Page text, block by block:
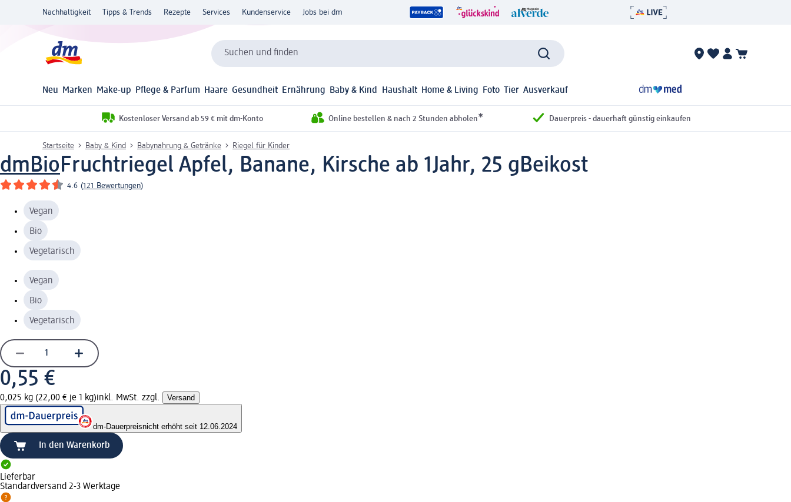
Nachhaltigkeit Tipps & Trends Rezepte Services Kundenservice Jobs bei dm
Suchen und finden
Neu Marken Make-up Pflege & Parfum Haare Gesundheit Ernährung Baby & Kind Haushalt Home & Living Foto Tier Ausverkauf
Kostenloser Versand ab 59 € mit dm-Konto Online bestellen & nach 2 Stunden abholen* Dauerpreis - dauerhaft günstig einkaufen
Startseite Baby & Kind Babynahrung & Getränke Riegel für Kinder
dmBioFruchtriegel Apfel, Banane, Kirsche ab 1Jahr, 25 gBeikost
4.6 (121 Bewertungen)
Vegan
Bio
Vegetarisch
Vegan
Bio
Vegetarisch
0,55 €
0,025 kg (22,00 € je 1 kg)inkl. MwSt. zzgl. Versand
dm-Dauerpreisnicht erhöht seit 12.06.2024
In den Warenkorb
Lieferbar
Standardversand 2-3 Werktage